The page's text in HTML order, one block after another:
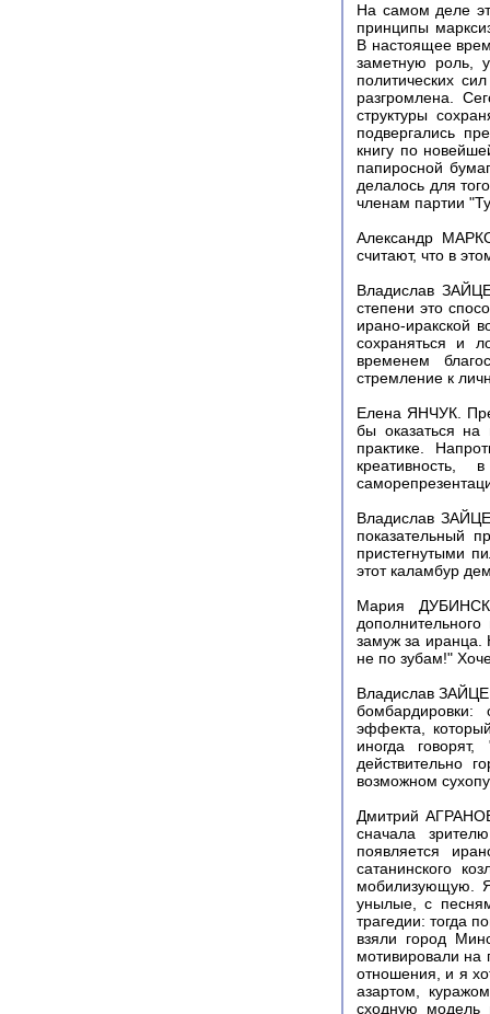
На самом деле
принципы
В настоящее
заметную роль,
политических
разгромлена.
структуры
подвергались
книгу по
папиросной
делалось для
членам партии
Александр
считают, что в
Владислав
степени это
ирано-иракской
сохраняться и
временем
стремление к
Елена ЯНЧУК.
бы оказаться на
практике.
Владислав
показательный
пристегнутыми
этот каламбур
Мария
замуж за иранца.
не по зубам!"
Владислав
бомбардировки:
эффекта,
иногда
действительно
возможном
Дмитрий
сначала
появляется
сатанинского
мобилизующую. Я
унылые, с
трагедии: тогда
взяли город
мотивировали на
отношения, и я
азартом,
сходную модель